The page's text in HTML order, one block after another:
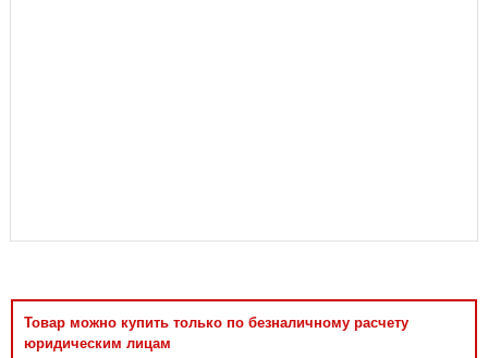
Товар можно купить только по безналичному расчету
юридическим лицам